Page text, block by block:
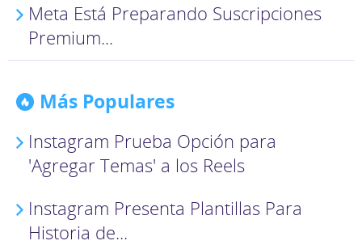
Meta Está Preparando Suscripciones
Premium...
Más Populares
Instagram Prueba Opción para
'Agregar Temas' a los Reels
Instagram Presenta Plantillas Para
Historia de...